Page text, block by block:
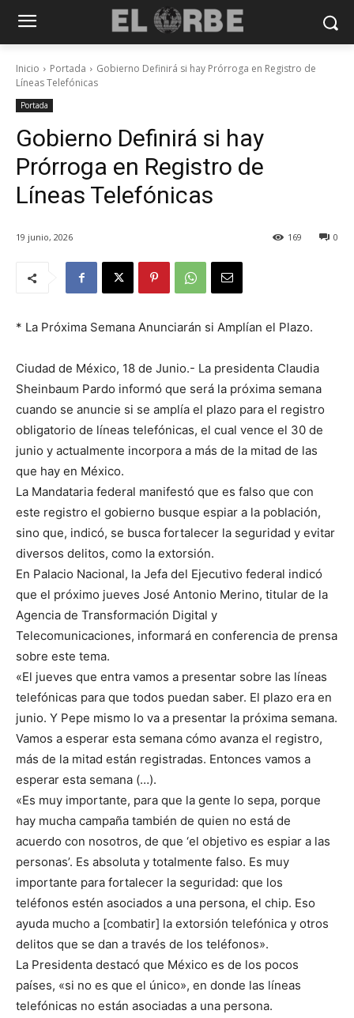
Inicio Portada
Gobierno Definirá si hay Prórroga en Registro de
Líneas Telefónicas
Portada
Gobierno Definirá si hay
Prórroga en Registro de
Líneas Telefónicas
19 junio, 2026 0
169
* La Próxima Semana Anunciarán si Amplían el Plazo.
Ciudad de México, 18 de Junio.- La presidenta Claudia
Sheinbaum Pardo informó que será la próxima semana
cuando se anuncie si se amplía el plazo para el registro
obligatorio de líneas telefónicas, el cual vence el 30 de
junio y actualmente incorpora a más de la mitad de las
que hay en México.
La Mandataria federal manifestó que es falso que con
este registro el gobierno busque espiar a la población,
sino que, indicó, se busca fortalecer la seguridad y evitar
diversos delitos, como la extorsión.
En Palacio Nacional, la Jefa del Ejecutivo federal indicó
que el próximo jueves José Antonio Merino, titular de la
Agencia de Transformación Digital y
Telecomunicaciones, informará en conferencia de prensa
sobre este tema.
«El jueves que entra vamos a presentar sobre las líneas
telefónicas para que todos puedan saber. El plazo era en
junio. Y Pepe mismo lo va a presentar la próxima semana.
Vamos a esperar esta semana cómo avanza el registro,
más de la mitad están registradas. Entonces vamos a
esperar esta semana (…).
«Es muy importante, para que la gente lo sepa, porque
hay mucha campaña también de quien no está de
acuerdo con nosotros, de que ‘el objetivo es espiar a las
personas’. Es absoluta y totalmente falso. Es muy
importante para fortalecer la seguridad: que los
teléfonos estén asociados a una persona, el chip. Eso
ayuda mucho a [combatir] la extorsión telefónica y otros
delitos que se dan a través de los teléfonos».
La Presidenta destacó que México es de los pocos
países, «si no es que el único», en donde las líneas
telefónicas no están asociadas a una persona.